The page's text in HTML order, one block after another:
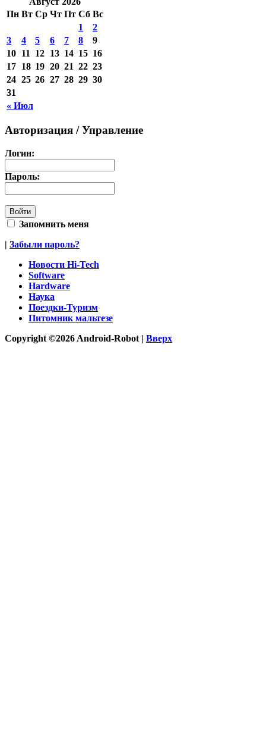
Пн Вт Ср Чт Пт Сб Вс
« Июл
1
2
3
4 5 6 7 8
9
10 11 12 13 14 15 16
17 18 19 20 21 22 23
24 25 26 27 28 29 30
31
Авторизация / Управление
Логин:
Пароль:
Запомнить меня
| Забыли пароль?
Новости Hi-Tech
Software
Hardware
Наука
Поездки-Туризм
Питомник мальтезе
Copyright ©2026 Android-Robot | Вверх